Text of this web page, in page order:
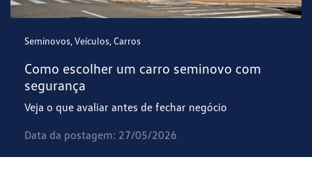
Seminovos, Veículos, Carros
Como escolher um carro seminovo com
segurança
Veja o que avaliar antes de fechar negócio
Data da postagem: 27/05/2026